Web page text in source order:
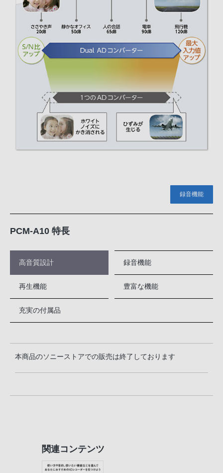
録音機能
PCM-A10 特長
高音質設計 録音機能
再生機能 豊富な機能
充実の付属品
本商品のソニーストアでの販売は終了しております
関連コンテンツ